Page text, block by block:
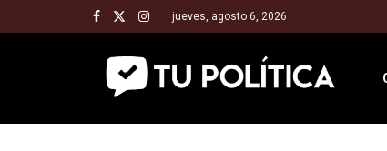
jueves, agosto 6, 2026